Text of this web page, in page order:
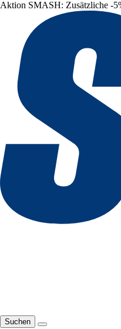
Aktion SMASH: Zusätzliche -
Suchen